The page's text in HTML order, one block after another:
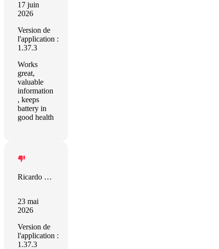
17 juin
2026
Version de
l'application :
1.37.3
Works
great,
valuable
information
, keeps
battery in
good health
Ricardo Lopez
23 mai
2026
Version de
l'application :
1.37.3